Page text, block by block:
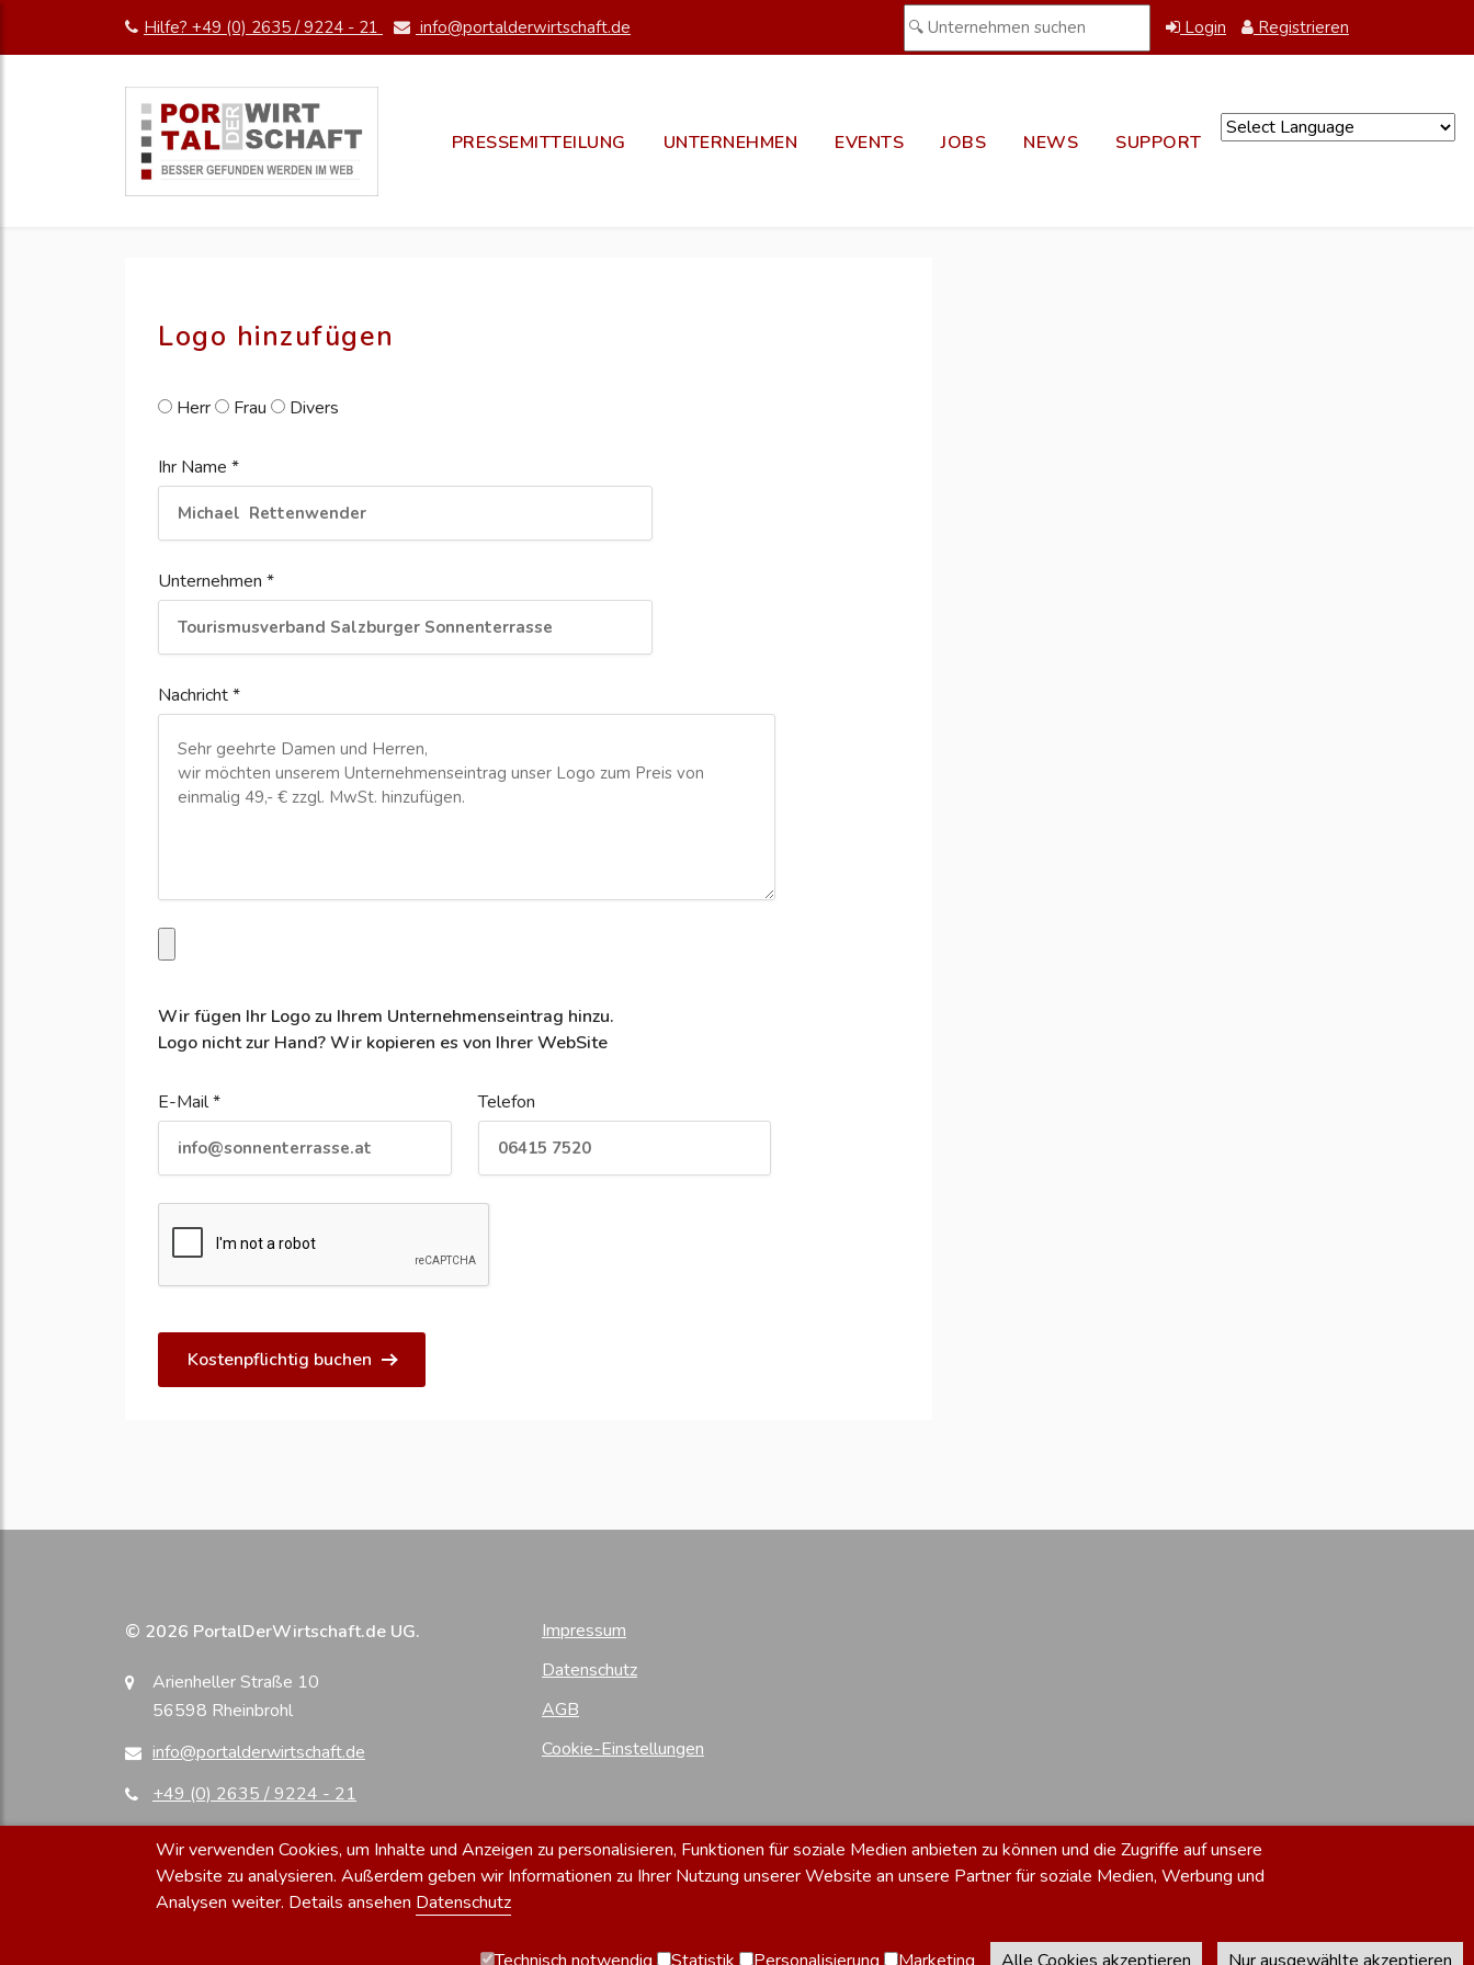
Hilfe? +49 (0) 2635 / 9224 - 21 info@portalderwirtschaft.de Login Registrieren
PRESSEMITTEILUNG UNTERNEHMEN EVENTS JOBS NEWS SUPPORT
erstellen
Logo hinzufügen
Herr Frau Divers
Ihr Name *
Unternehmen *
Nachricht *
Wir fügen Ihr Logo zu Ihrem Unternehmenseintrag hinzu.
Logo nicht zur Hand? Wir kopieren es von Ihrer WebSite
E-Mail * Telefon
Kostenpflichtig buchen
© 2026 PortalDerWirtschaft.de UG.
Arienheller Straße 10
56598 Rheinbrohl
info@portalderwirtschaft.de
+49 (0) 2635 / 9224 - 21
Impressum
Datenschutz
AGB
Cookie-Einstellungen
Wir verwenden Cookies, um Inhalte und Anzeigen zu personalisieren, Funktionen für soziale Medien anbieten zu können und die Zugriffe auf unsere
Website zu analysieren. Außerdem geben wir Informationen zu Ihrer Nutzung unserer Website an unsere Partner für soziale Medien, Werbung und
Analysen weiter. Details ansehen Datenschutz